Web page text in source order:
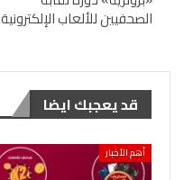
الصحفيين للألعاب الإلكترونية
قد يعجبك ايضا
أهم الأخبار